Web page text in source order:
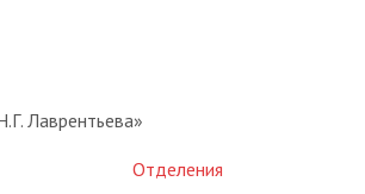
Лаврентьева»
Отделения